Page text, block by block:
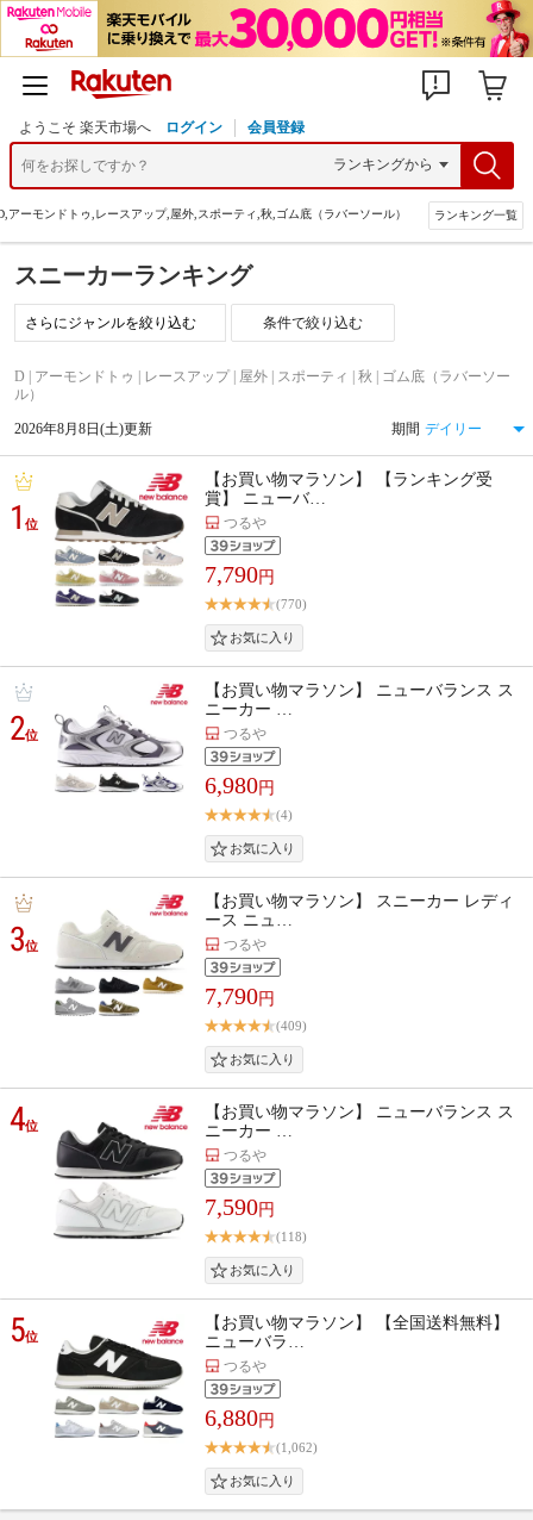
ようこそ 楽天市場へ ログイン 会員登録
アーモンドトゥ,レースアップ,屋外,スポーティ,秋,ゴム底（ラバーソール） ランキング一覧
スニーカーランキング
条件で絞り込む
D | アーモンドトゥ | レースアップ | 屋外 | スポーティ | 秋 | ゴム底（ラバーソー
ル）
2026年8月8日(土)更新 期間
1位
【お買い物マラソン】 【ランキング受
賞】 ニューバ…
つるや
7,790円
(770)
2位
【お買い物マラソン】 ニューバランス ス
ニーカー …
つるや
6,980円
(4)
3位
【お買い物マラソン】 スニーカー レディ
ース ニュ…
つるや
7,790円
(409)
4位
【お買い物マラソン】 ニューバランス ス
ニーカー …
つるや
7,590円
(118)
5位
【お買い物マラソン】 【全国送料無料】
ニューバラ…
つるや
6,880円
(1,062)